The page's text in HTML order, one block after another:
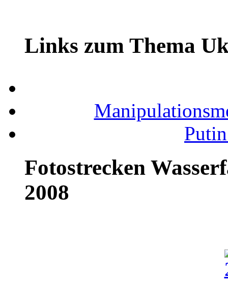
Links zum Thema
Fotostrecken
2008